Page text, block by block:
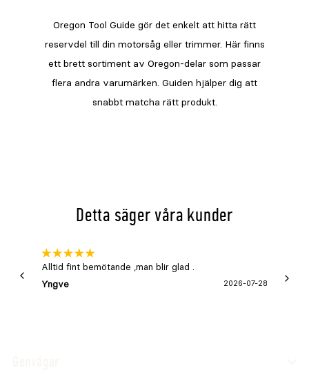
Detta säger våra kunder
Alltid fint bemötande ,man blir glad .
Yngve
2026-07-28